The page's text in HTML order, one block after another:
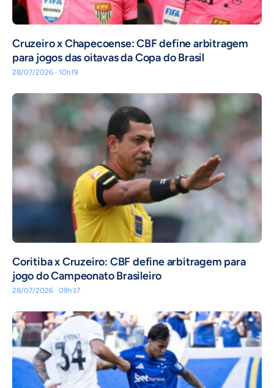
Cruzeiro x Chapecoense: CBF define arbitragem
para jogos das oitavas da Copa do Brasil
28/07/2026 · 10h19
Coritiba x Cruzeiro: CBF define arbitragem para
jogo do Campeonato Brasileiro
28/07/2026 · 09h37